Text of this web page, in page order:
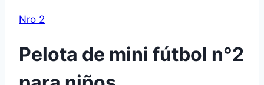
Nro 2
Pelota de mini fútbol n°2